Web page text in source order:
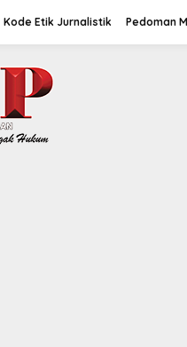
Kode Etik Jurnalistik Pedoman